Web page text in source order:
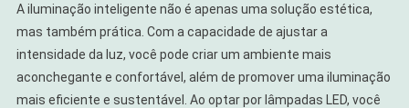
A iluminação inteligente não é apenas uma solução estética,
mas também prática. Com a capacidade de ajustar a
intensidade da luz, você pode criar um ambiente mais
aconchegante e confortável, além de promover uma iluminação
mais eficiente e sustentável. Ao optar por lâmpadas LED, você